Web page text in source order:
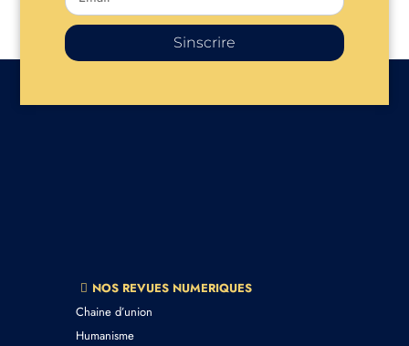
Sinscrire
NOS REVUES NUMERIQUES
Chaine d’union
Humanisme